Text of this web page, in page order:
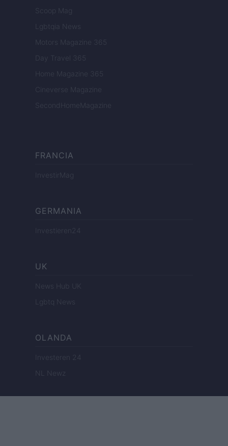
Scoop Mag
Lgbtqia News
Motors Magazine 365
Day Travel 365
Home Magazine 365
Cineverse Magazine
SecondHomeMagazine
FRANCIA
InvestirMag
GERMANIA
Investieren24
UK
News Hub UK
Lgbtq News
OLANDA
Investeren 24
NL Newz